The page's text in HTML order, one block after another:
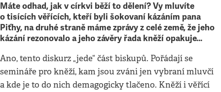
Máte odhad, jak v církvi běží to dělení? Vy mluvíte
o tisících věřících, kteří byli šokovaní kázáním pana
Piťhy, na druhé straně máme zprávy z celé země, že jeho
kázání rezonovalo a jeho závěry řada kněží opakuje…
Ano, tento diskurz „jede“ část biskupů. Pořádají se
semináře pro kněží, kam jsou zváni jen vybraní mluvčí
a kde je to do nich demagogicky tlačeno. Kněží i věřící